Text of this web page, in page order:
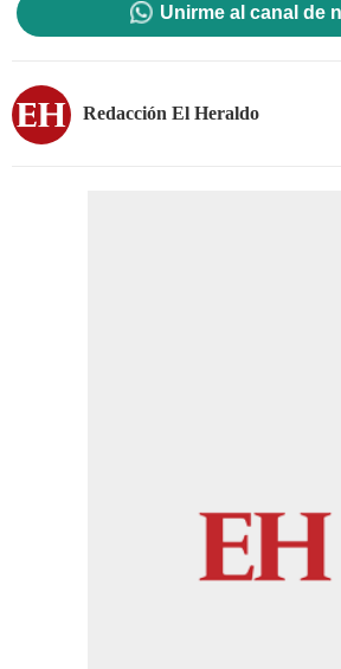
Unirme al canal de
Redacción El Heraldo